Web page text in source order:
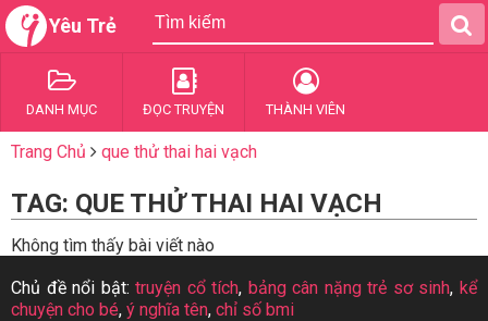
Yêu Trẻ
DANH MỤC ĐỌC TRUYỆN THÀNH VIÊN
Trang Chủ que thử thai hai vạch
TAG: QUE THỬ THAI HAI VẠCH
Không tìm thấy bài viết nào
Chủ đề nổi bật:truyện cổ tích, bảng cân nặng trẻ sơ sinh,kể
chuyện cho bé, ý nghĩa tên, chỉ số bmi